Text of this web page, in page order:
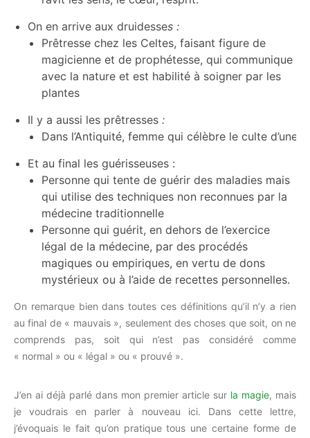
On en arrive aux druidesses :
Prêtresse chez les Celtes, faisant figure de
magicienne et de prophétesse, qui communique
avec la nature et est habilité à soigner par les
plantes
Il y a aussi les prêtresses :
Dans l’Antiquité, femme qui célèbre le culte d’une
Et au final les guérisseuses :
Personne qui tente de guérir des maladies mais
qui utilise des techniques non reconnues par la
médecine traditionnelle
Personne qui guérit, en dehors de l’exercice
légal de la médecine, par des procédés
magiques ou empiriques, en vertu de dons
mystérieux ou à l’aide de recettes personnelles.
On remarque bien dans toutes ces définitions qu’il n’y a rien
au final de « mauvais », seulement des choses que soit, on ne
comprends pas, soit qui n’est pas considéré comme
« normal » ou « légal » ou « prouvé ».
J’en ai déjà parlé dans mon premier article sur la magie, mais
je voudrais en parler à nouveau ici. Dans cette lettre,
j’évoquais le fait qu’on pratique tous une certaine forme de